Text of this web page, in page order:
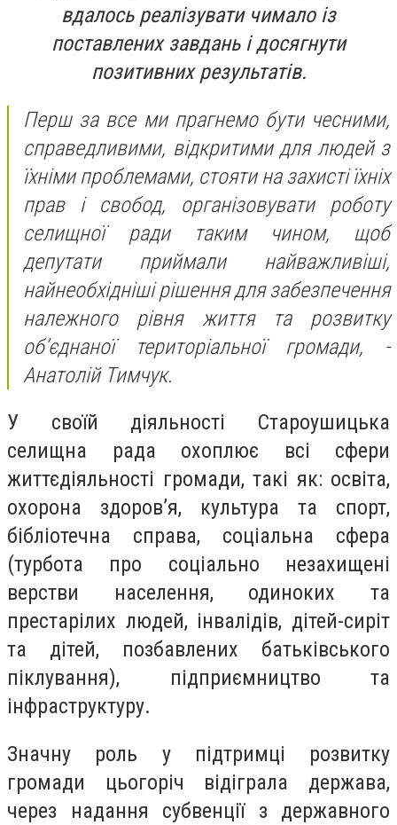
вдалось реалізувати чимало із
поставлених завдань і досягнути
позитивних результатів.
Перш за все ми прагнемо бути чесними,
справедливими, відкритими для людей з
їхніми проблемами, стояти на захисті їхніх
прав і свобод, організовувати роботу
селищної ради таким чином, щоб
депутати приймали найважливіші,
найнеобхідніші рішення для забезпечення
належного рівня життя та розвитку
об’єднаної територіальної громади, -
Анатолій Тимчук.
У своїй діяльності Староушицька
селищна рада охоплює всі сфери
життєдіяльності громади, такі як: освіта,
охорона здоров’я, культура та спорт,
бібліотечна справа, соціальна сфера
(турбота про соціально незахищені
верстви населення, одиноких та
престарілих людей, інвалідів, дітей-сиріт
та дітей, позбавлених батьківського
піклування), підприємництво та
інфраструктуру.
Значну роль у підтримці розвитку
громади цьогоріч відіграла держава,
через надання субвенції з державного